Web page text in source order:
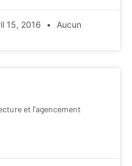
15, 2016
Aucun
et l’agencement